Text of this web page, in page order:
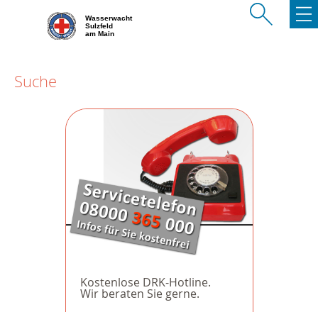
Wasserwacht
Sulzfeld
am Main
Suche
Kostenlose DRK-Hotline.
Wir beraten Sie gerne.